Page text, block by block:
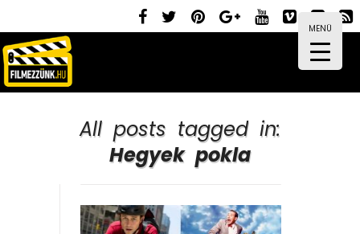
MENÜ
All posts tagged in:
Hegyek pokla